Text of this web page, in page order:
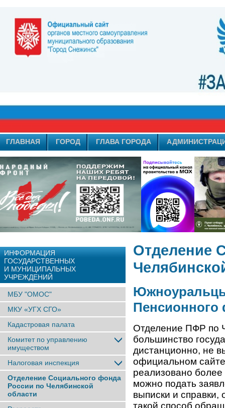
ГЛАВНАЯ ГОРОД ГЛАВА ГОРОДА
ИНФОРМАЦИЯ
ГОСУДАРСТВЕННЫХ
И МУНИЦИПАЛЬНЫХ
УЧРЕЖДЕНИЙ
МБУ "ОМОС"
МКУ «УГХ СГО»
Кадастровая палата
Комитет по управлению
имуществом
Налоговая инспекция
Отделение Социального фонда
России по Челябинской
области
Отделение
Южноуральцы
Пенсионного
Отделение ПФР по
большинство
дистанционно, не
официальном сайте
реализовано
можно подать
выписки и
такой способ